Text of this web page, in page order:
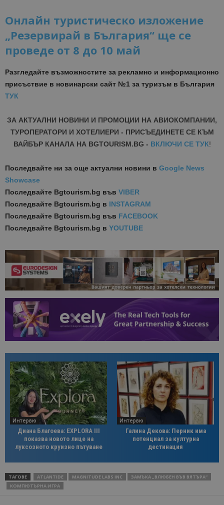
Онлайн туристическо изложение
„Резервирай в България“ ще се
проведе от 8 до 10 май
Разгледайте възможностите за рекламно и информационно
присъствие в новинарски сайт №1 за туризъм в България
ТУК
ЗА АКТУАЛНИ НОВИНИ И ПРОМОЦИИ НА АВИОКОМПАНИИ,
ТУРОПЕРАТОРИ И ХОТЕЛИЕРИ - ПРИСЪЕДИНЕТЕ СЕ КЪМ
ВАЙБЪР КАНАЛА НА BGTOURISM.BG - ВКЛЮЧИ СЕ ТУК!
Последвайте ни за още актуални новини в Google News
Showcase
Последвайте Bgtourism.bg във VIBER
Последвайте Bgtourism.bg в INSTAGRAM
Последвайте Bgtourism.bg във FACEBOOK
Последвайте Bgtourism.bg в YOUTUBE
Интервю
Диана Благоева: EXPLORA III
показва новото лице на
луксозното круизно пътуване
Интервю
Галина Декова: Перник има
потенциал за културна
дестинация
ТАГОВЕ ATLANTIDE MAGNITUDE LABS INC
ЗАМЪКА „ВЛЮБЕН ВЪВ ВЯТЪРА“
КОМПЮТЪРНА ИГРА